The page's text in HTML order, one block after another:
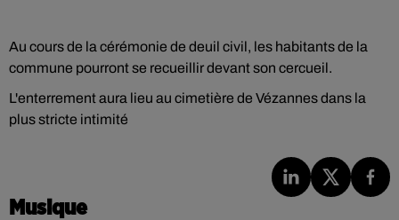
Au cours de la cérémonie de deuil civil, les habitants de la
commune pourront se recueillir devant son cercueil.
L'enterrement aura lieu au cimetière de Vézannes dans la
plus stricte intimité
Musique